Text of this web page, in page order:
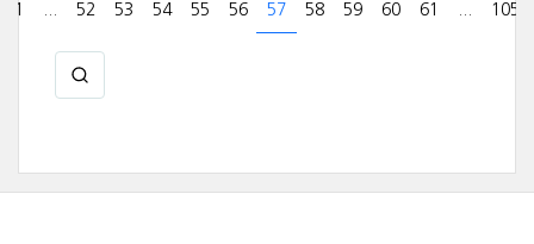
1 52 53 54 55 56 57 58 59 60 61 105